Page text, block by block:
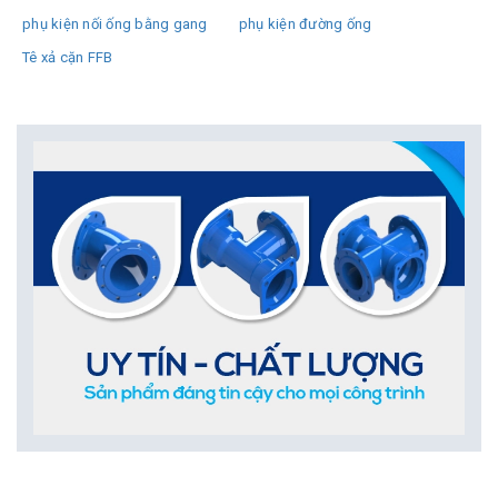
phụ kiện nối ống bằng gang
phụ kiện đường ống
Tê xả cặn FFB